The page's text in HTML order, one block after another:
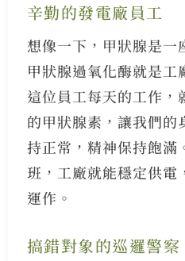
辛勤的發電廠員工
想像一下，甲狀腺是一
甲狀腺過氧化酶就是工
這位員工每天的工作，
的甲狀腺素，讓我們的
持正常，精神保持飽滿
班，工廠就能穩定供電
運作。
搞錯對象的巡邏警察